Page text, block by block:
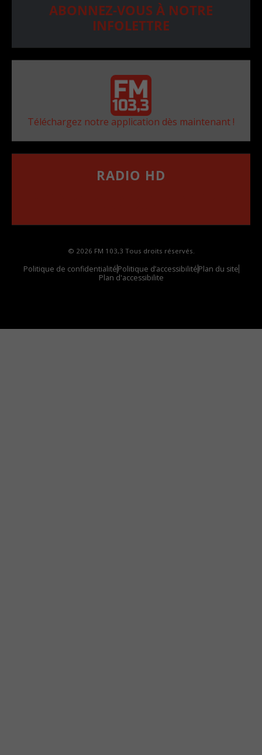
ABONNEZ-VOUS À NOTRE
INFOLETTRE
Téléchargez notre application dès maintenant !
RADIO HD
© 2026 FM 103,3 Tous droits réservés.
Politique de confidentialitéPolitique d’accessibilitéPlan du site
Plan d'accessibilite